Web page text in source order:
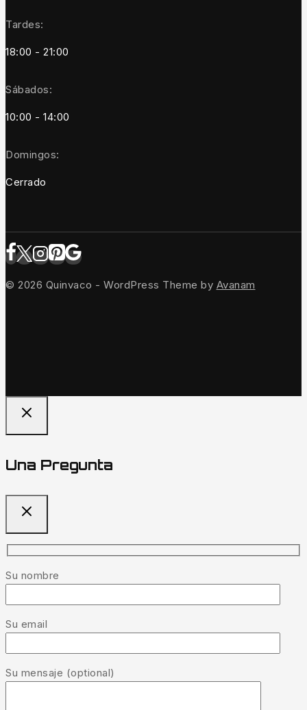
Tardes:
18:00 - 21:00
Sábados:
10:00 - 14:00
Domingos:
Cerrado
© 2026 Quinvaco - WordPress Theme by Avanam
Una Pregunta
Su nombre
Su email
Su mensaje (optional)